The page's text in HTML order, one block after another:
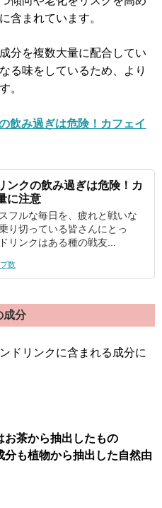
含まれています。
分を複数大量に配合してい
る味をしているため、より
。
飲み過ぎは危険！カフェイ
ンクの飲み過ぎは危険！カ
に注意
フルな毎日を、疲れと戦いな
り切っている皆さんにとっ
リンクはある種の戦友...
成分
ドリンクに含まれる成分に
お茶から抽出したもの
分も植物から抽出した自然由